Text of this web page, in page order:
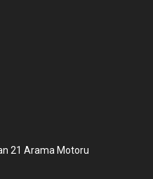
21 Arama Motoru